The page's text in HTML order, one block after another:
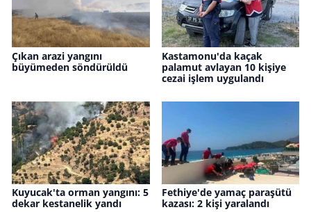
Çıkan arazi yangını
büyümeden söndürüldü
Kastamonu'da kaçak
palamut avlayan 10 kişiye
cezai işlem uygulandı
Kuyucak'ta orman yangını: 5
dekar kestanelik yandı
Fethiye'de yamaç paraşütü
kazası: 2 kişi yaralandı